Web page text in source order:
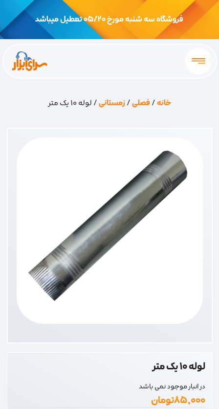
فروشگاه سه شنبه مورخ 05/20 تعطیل میباشد
خانه/فصلی/زمستانی/ لوله 10 یک متر
لوله 10 یک متر
در انبار موجود نمی باشد
۸۵,۰۰۰تومان